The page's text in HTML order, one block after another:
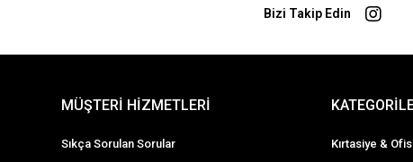
Bizi Takip Edin
MÜŞTERİ HİZMETLERİ
Sıkça Sorulan Sorular Kırtasiye &